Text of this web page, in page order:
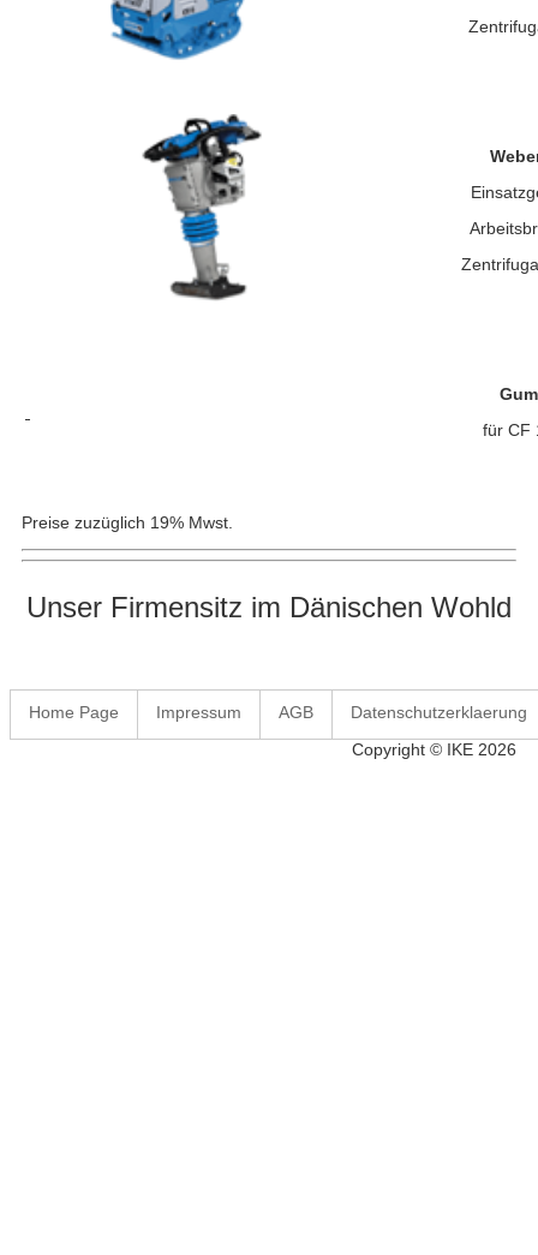
für CF
Preise zuzüglich 19% Mwst.
Unser Firmensitz im Dänischen Wohld
Home Page Impressum AGB
Datenschutzerklaerung
Copyright © IKE 2026